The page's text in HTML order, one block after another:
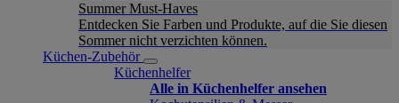
Summer Must-Haves
Entdecken Sie Farben und Produkte, auf die Sie diesen
Sommer nicht verzichten können.
Küchen-Zubehör
Küchenhelfer
Alle in Küchenhelfer ansehen